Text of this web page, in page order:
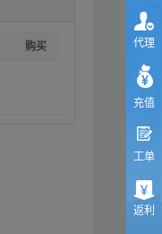
购买 代理
充值
工单
返利